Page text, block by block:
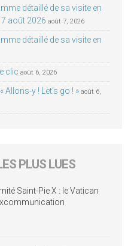
détaillé de sa visite en
août 2026 août 7, 2026
détaillé de sa visite en
clic août 6, 2026
Allons-y ! Let’s go ! » août 6,
PLUS LUES
Saint-Pie X : le Vatican